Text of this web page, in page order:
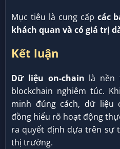
Mục tiêu là cung cấp các
khách quan và có giá trị
Kết luận
Dữ liệu on-chain là nền
blockchain nghiêm túc.
minh đúng cách, dữ liệu
đồng hiểu rõ hoạt động
ra quyết định dựa trên sự
thị trường.